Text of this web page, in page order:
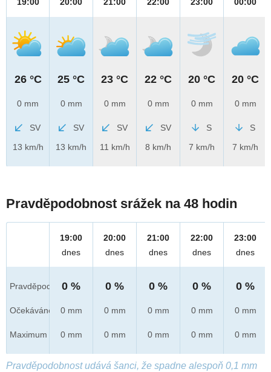
26 °C
0 mm
SV
13 km/h
25 °C
0 mm
SV
13 km/h
23 °C
0 mm
SV
11 km/h
22 °C
0 mm
SV
8 km/h
20 °C
0 mm
S
7 km/h
20 °C
0 mm
S
7 km/h
Pravděpodobnost srážek na 48 hodin
Pravděpod.
Očekáváno
Maximum
19:00
dnes
0 %
0 mm
0 mm
20:00
dnes
0 %
0 mm
0 mm
21:00
dnes
0 %
0 mm
0 mm
22:00
dnes
0 %
0 mm
0 mm
23:00
dnes
0 %
0 mm
0 mm
Pravděpodobnost udává šanci, že spadne alespoň 0,1 mm